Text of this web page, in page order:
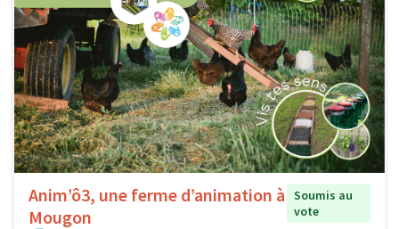
Anim’ô3, une ferme d’animation à
Mougon
Soumis au
vote